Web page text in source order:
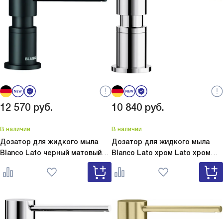
12 570 руб.
В наличии
Дозатор для жидкого мыла
Blanco Lato черный матовый
Lato черный матовый 525789
10 840 руб.
В наличии
Дозатор для жидкого мыла
Blanco Lato хром Lato хром